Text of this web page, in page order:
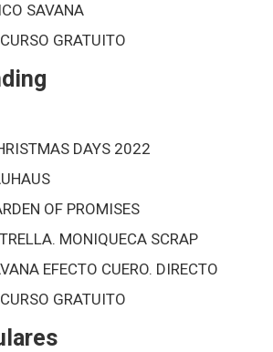
SAVANA
GRATUITO
DAYS 2022
OF PROMISES
MONIQUECA SCRAP
EFECTO CUERO. DIRECTO
GRATUITO